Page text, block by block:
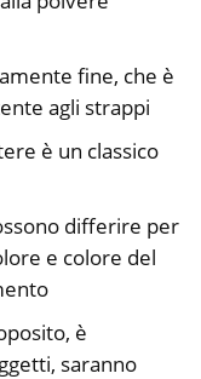
fine, che è
agli strappi
è un classico
differire per
e colore del
è
saranno